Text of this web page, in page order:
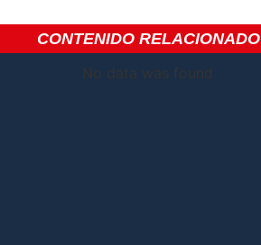
CONTENIDO RELACIONADO
No data was found